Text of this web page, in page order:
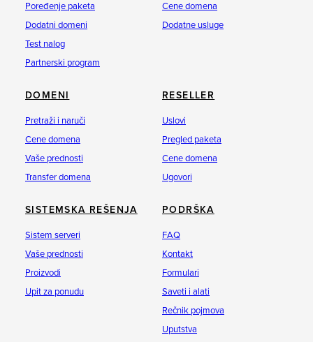
Poređenje paketa
Dodatni domeni
Test nalog
Partnerski program
Cene domena
Dodatne usluge
DOMENI
Pretraži i naruči
Cene domena
Vaše prednosti
Transfer domena
RESELLER
Uslovi
Pregled paketa
Cene domena
Ugovori
SISTEMSKA REŠENJA
Sistem serveri
Vaše prednosti
Proizvodi
Upit za ponudu
PODRŠKA
FAQ
Kontakt
Formulari
Saveti i alati
Rečnik pojmova
Uputstva